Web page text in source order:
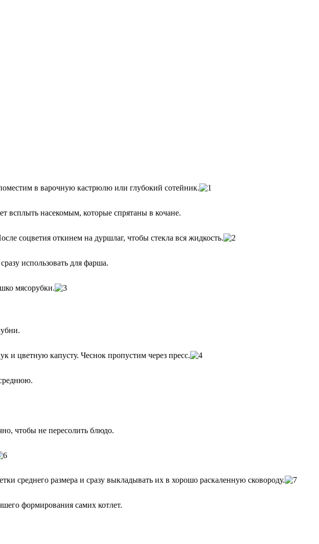
в варочную кастрюлю или глубокий сотейник.
всплыть насекомым, которые спрятаны в кочане.
соцветия откинем на дуршлаг, чтобы стекла вся жидкость.
использовать для фарша.
мясорубки.
и цветную капусту. Чеснок пропустим через пресс.
чтобы не пересолить блюдо.
среднего размера и сразу выкладывать их в хорошо раскаленную сковороду.
формирования самих котлет.